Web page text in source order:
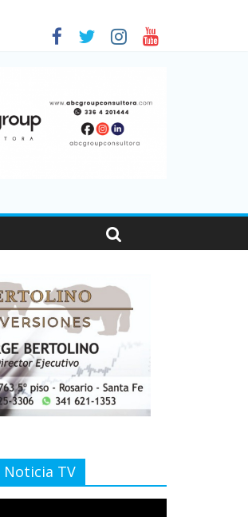
un 5,9% más que en 2025
Noticia TV